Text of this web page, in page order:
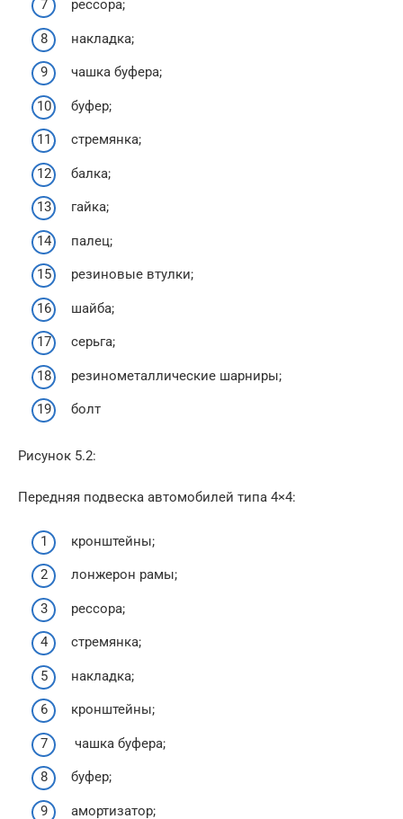
рессора;
накладка;
чашка буфера;
буфер;
стремянка;
балка;
гайка;
палец;
резиновые втулки;
шайба;
серьга;
резинометаллические шарниры;
болт
Рисунок 5.2:
Передняя подвеска автомобилей типа 4×4:
кронштейны;
лонжерон рамы;
рессора;
стремянка;
накладка;
кронштейны;
чашка буфера;
буфер;
амортизатор;